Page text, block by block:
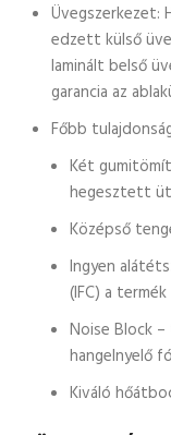
Üvegszerkezet:
edzett külső
laminált belső
garancia az
Főbb
Két
hegesztett
Középső
Ingyen
(IFC) a
Noise Block
hangelnyelő
Kiváló